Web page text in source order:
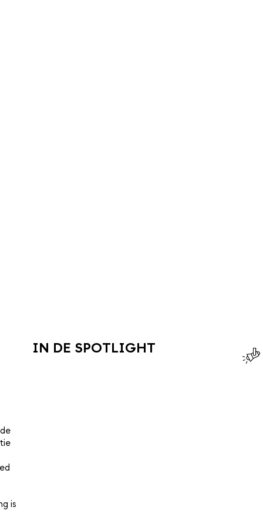
is
IN DE SPOTLIGHT